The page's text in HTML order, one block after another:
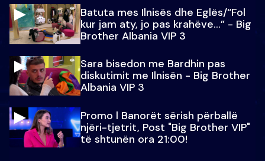
Batuta mes Ilnisës dhe Eglës/“Fol
kur jam aty, jo pas krahëve…” - Big
Brother Albania VIP 3
Sara bisedon me Bardhin pas
diskutimit me Ilnisën - Big Brother
Albania VIP 3
Promo l Banorët sërish përballë
njëri-tjetrit, Post "Big Brother VIP"
të shtunën ora 21:00!